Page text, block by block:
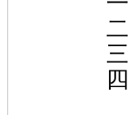
二、公
三、
四、